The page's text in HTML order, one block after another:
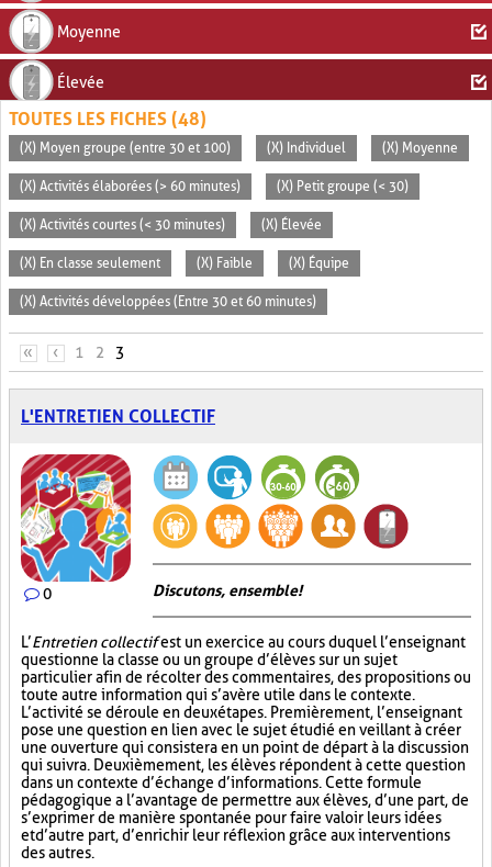
Moyenne
Élevée
TOUTES LES FICHES (48)
(X) Moyen groupe (entre 30 et 100) (X) Individuel (X) Moyenne
(X) Activités élaborées (> 60 minutes) (X) Petit groupe (< 30)
(X) Activités courtes (< 30 minutes) (X) Élevée
(X) En classe seulement (X) Faible (X) Équipe
(X) Activités développées (Entre 30 et 60 minutes)
PAGES
« ‹ 1 2 3
L'ENTRETIEN COLLECTIF
0 Discutons, ensemble!
L’Entretien collectifest un exercice au cours duquel l’enseignant
questionne la classe ou un groupe d’élèves sur un sujet
particulier afin de récolter des commentaires, des propositions ou
toute autre information qui s’avère utile dans le contexte.
L’activité se déroule en deux étapes. Premièrement, l’enseignant
pose une question en lien avec le sujet étudié en veillant à créer
une ouverture qui consistera en un point de départ à la discussion
qui suivra. Deuxièmement, les élèves répondent à cette question
dans un contexte d’échange d’informations. Cette formule
pédagogique a l’avantage de permettre aux élèves, d’une part, de
s’exprimer de manière spontanée pour faire valoir leurs idées
et d’autre part, d’enrichir leur réflexion grâce aux interventions
des autres.